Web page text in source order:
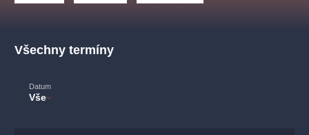
Všechny termíny
Datum
Vše
národnídivadlo